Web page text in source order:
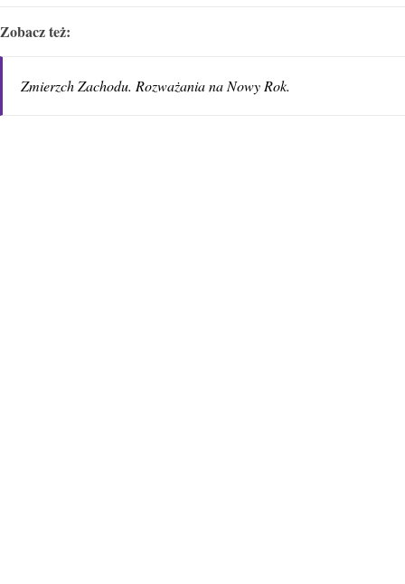
Zobacz też:
Zmierzch Zachodu. Rozważania na Nowy Rok.